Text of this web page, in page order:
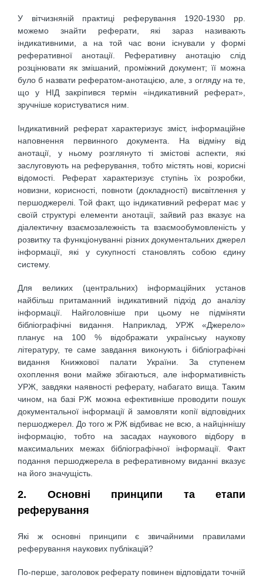
У вітчизняній практиці реферування 1920-1930 рр.
можемо знайти реферати, які зараз називають
індикативними, а на той час вони існували у формі
реферативної анотації. Реферативну анотацію слід
розцінювати як змішаний, проміжний документ; її можна
було б назвати рефератом-анотацією, але, з огляду на те,
що у НІД закріпився термін «індикативний реферат»,
зручніше користуватися ним.
Індикативний реферат характеризує зміст, інформаційне
наповнення первинного документа. На відміну від
анотації, у ньому розглянуто ті змістові аспекти, які
заслуговують на реферування, тобто містять нові, корисні
відомості. Реферат характеризує ступінь їх розробки,
новизни, корисності, повноти (докладності) висвітлення у
першоджерелі. Той факт, що індикативний реферат має у
своїй структурі елементи анотації, зайвий раз вказує на
діалектичну взаємозалежність та взаємообумовленість у
розвитку та функціонуванні різних документальних джерел
інформації, які у сукупності становлять собою єдину
систему.
Для великих (центральних) інформаційних установ
найбільш притаманний індикативний підхід до аналізу
інформації. Найголовніше при цьому не підміняти
бібліографічні видання. Наприклад, УРЖ «Джерело»
планує на 100 % відображати українську наукову
літературу, те саме завдання виконують і бібліографічні
видання Книжкової палати України. За ступенем
охоплення вони майже збігаються, але інформативність
УРЖ, завдяки наявності реферату, набагато вища. Таким
чином, на базі РЖ можна ефективніше проводити пошук
документальної інформації й замовляти копії відповідних
першоджерел. До того ж РЖ відбиває не всю, а найціннішу
інформацію, тобто на засадах наукового відбору в
максимальних межах бібліографічної інформації. Факт
подання першоджерела в реферативному виданні вказує
на його значущість.
2. Основні принципи та етапи
реферування
Які ж основні принципи є звичайними правилами
реферування наукових публікацій?
По-перше, заголовок реферату повинен відповідати точній